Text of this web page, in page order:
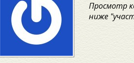
Просмотр
ниже